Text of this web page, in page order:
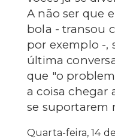
A não ser que
bola - transou
por exemplo -,
última
que "o
a coisa chegar
se suportarem
Quarta-feira, 14